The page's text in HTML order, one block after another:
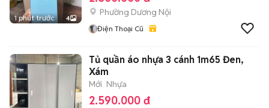
1 phút trước 4
Phường Dương Nội
Điện Thoại Cũ
Tủ quần áo nhựa 3 cánh 1m65 Đen,
Xám
Mới Nhựa
2.590.000 đ